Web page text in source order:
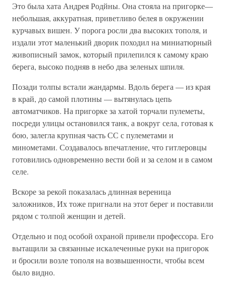
Это была хата Андрея Родйны. Она стояла на пригорке—
небольшая, аккуратная, приветливо белея в окружении
курчавых вишен. У порога росли два высоких тополя, и
издали этот маленький дворик походил на миниатюрный
живописный замок, который прилепился к самому краю
берега, высоко подняв в небо два зеленых шпиля.
Позади толпы встали жандармы. Вдоль берега — из края
в край, до самой плотины — вытянулась цепь
автоматчиков. На пригорке за хатой торчали пулеметы,
посреди улицы остановился танк, а вокруг села, готовая к
бою, залегла крупная часть СС с пулеметами и
минометами. Создавалось впечатление, что гитлеровцы
готовились одновременно вести бой и за селом и в самом
селе.
Вскоре за рекой показалась длинная вереница
заложников, Их тоже пригнали на этот берег и поставили
рядом с толпой женщин и детей.
Отдельно и под особой охраной привели профессора. Его
вытащили за связанные искалеченные руки на пригорок
и бросили возле тополя на возвышенности, чтобы всем
было видно.